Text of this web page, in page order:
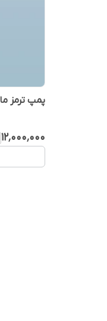
پمپ ترمز
۱۲٬۰۰۰٬۰۰۰